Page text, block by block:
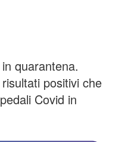
quarantena.
positivi che
Covid in